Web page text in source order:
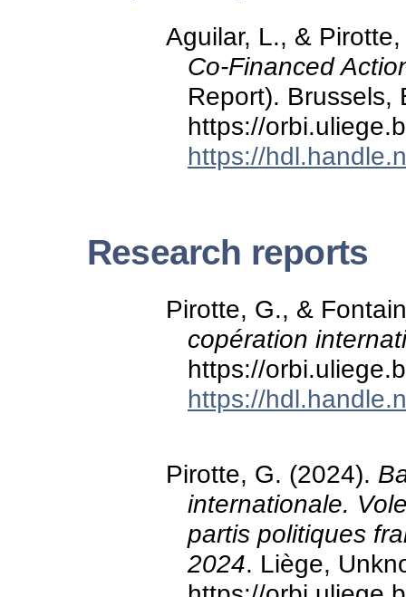
Aguilar, L., &
Co-Financed
Report). Brussels,
https://
https://
Research reports
Pirotte, G., &
copération
https://
https://
Pirotte, G. (2024).
internationale.
partis politiques
2024. Liège,